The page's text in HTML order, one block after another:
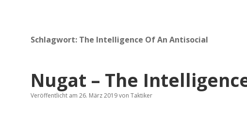
Schlagwort: The Intelligence Of An Antisocial
Nugat – The
Veröffentlicht am 26. März 2019von Taktiker